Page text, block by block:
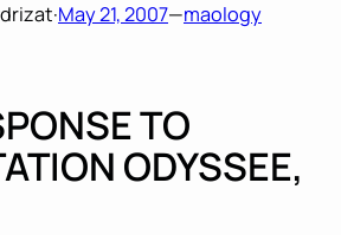
·May 21, 2007—maology
TO
ODYSSEE,